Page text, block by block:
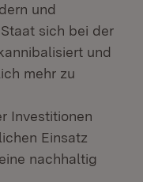
und
sich bei der
und
mehr zu
Investitionen
Einsatz
nachhaltig